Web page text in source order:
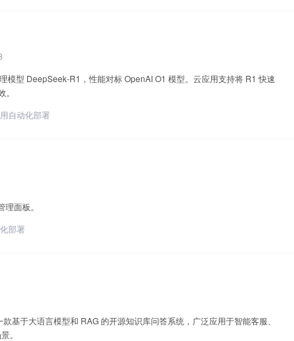
模型 DeepSeek-R1，性能对标 OpenAI O1 模型。云应用支持将 R1 快速
自动化部署
面板。
部署
基于大语言模型和 RAG 的开源知识库问答系统，广泛应用于智能客服、
。